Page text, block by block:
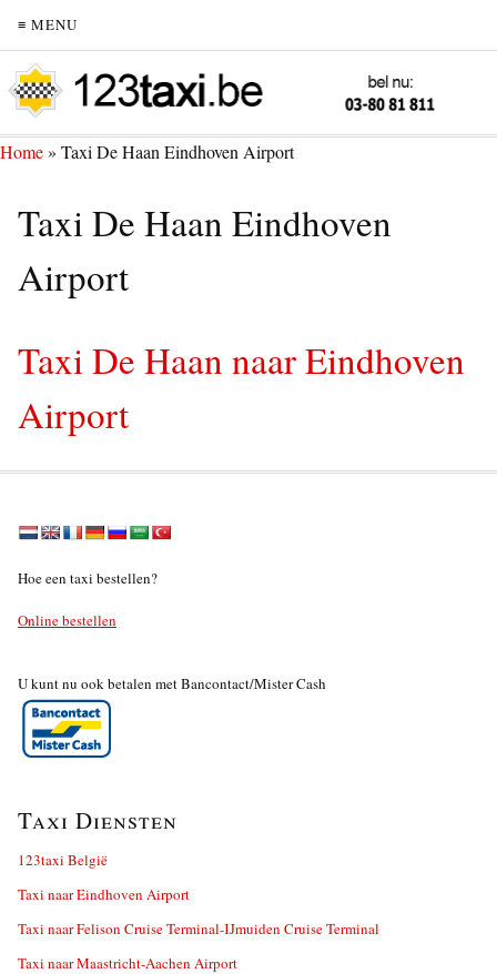
≡ MENU
Home» Taxi De Haan Eindhoven Airport
Taxi De Haan Eindhoven
Airport
Taxi De Haan naar Eindhoven
Airport
Hoe een taxi bestellen?
Online bestellen
U kunt nu ook betalen met Bancontact/Mister Cash
Taxi Diensten
123taxi België
Taxi naar Eindhoven Airport
Taxi naar Felison Cruise Terminal-IJmuiden Cruise Terminal
Taxi naar Maastricht-Aachen Airport